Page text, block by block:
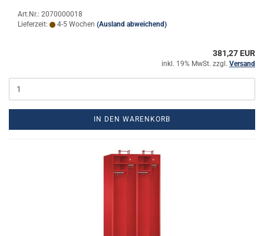
Art.Nr.: 2070000018
Lieferzeit:
4-5 Wochen (Ausland abweichend)
381,27 EUR
inkl. 19% MwSt. zzgl. Versand
IN DEN WARENKORB